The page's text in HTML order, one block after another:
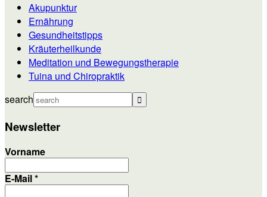
Akupunktur
Ernährung
Gesundheitstipps
Kräuterheilkunde
Meditation und Bewegungstherapie
Tuina und Chiropraktik
search
Newsletter
Vorname
E-Mail*